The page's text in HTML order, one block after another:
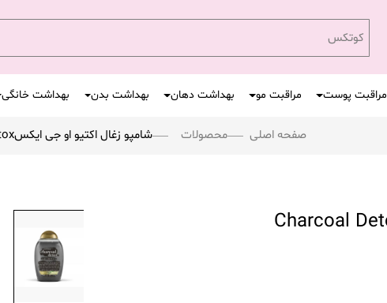
کوتکس
مراقبت پوست مراقبت مو بهداشت دهان بهداشت بدن بهداشت خانگی
صفحه اصلی محصولات شامپو زغال اکتیو او جی ایکسCharcoal Detox